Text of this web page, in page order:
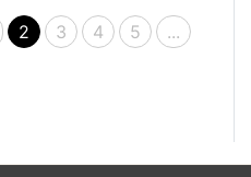
2 3 4 5
...